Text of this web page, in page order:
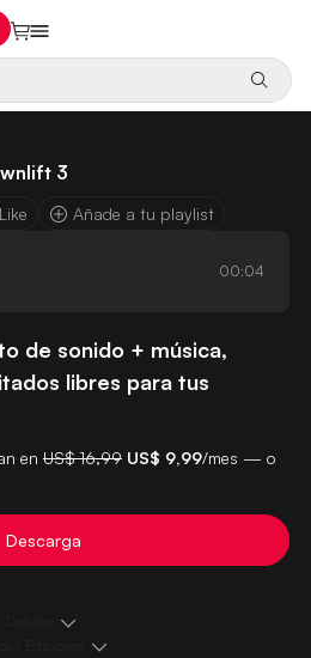
3
Like Añade a tu playlist
00:04
de sonido + música,
libres para tus
en US$ 16,99 US$ 9,99/mes — o
Descarga